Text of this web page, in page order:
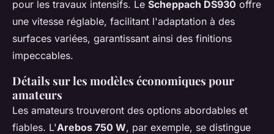
pour les travaux intensifs. Le Scheppach DS930 offre
une vitesse réglable, facilitant l'adaptation à des
surfaces variées, garantissant ainsi des finitions
impeccables.
Détails sur les modèles économiques pour
amateurs
Les amateurs trouveront des options abordables et
fiables. L'Arebos 750 W, par exemple, se distingue